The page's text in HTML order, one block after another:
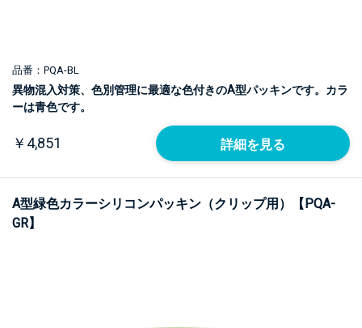
品番：PQA-BL
異物混入対策、色別管理に最適な色付きのA型パッキンです。カラ
ーは青色です。
￥4,851 詳細を見る
A型緑色カラーシリコンパッキン（クリップ用）【PQA-
GR】